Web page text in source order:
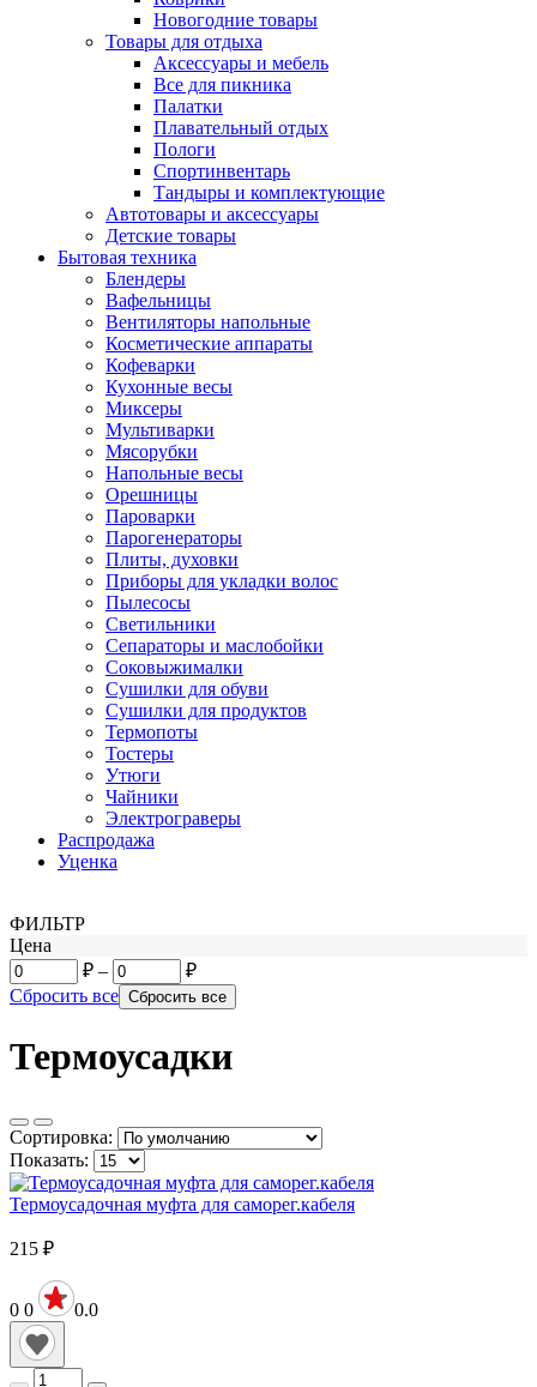
Новогодние товары
Товары для отдыха
Аксессуары и мебель
Все для пикника
Палатки
Плавательный отдых
Пологи
Спортинвентарь
Тандыры и комплектующие
Автотовары и аксессуары
Детские товары
Бытовая техника
Блендеры
Вафельницы
Вентиляторы напольные
Косметические аппараты
Кофеварки
Кухонные весы
Миксеры
Мультиварки
Мясорубки
Напольные весы
Орешницы
Пароварки
Парогенераторы
Плиты, духовки
Приборы для укладки волос
Пылесосы
Светильники
Сепараторы и маслобойки
Соковыжималки
Сушилки для обуви
Сушилки для продуктов
Термопоты
Тостеры
Утюги
Чайники
Электрограверы
Распродажа
Уценка
ФИЛЬТР
Цена
₽ –
₽
Сбросить все
Термоусадки
Сортировка:
Показать:
Термоусадочная муфта для саморег.кабеля
215 ₽
0 0 0.0